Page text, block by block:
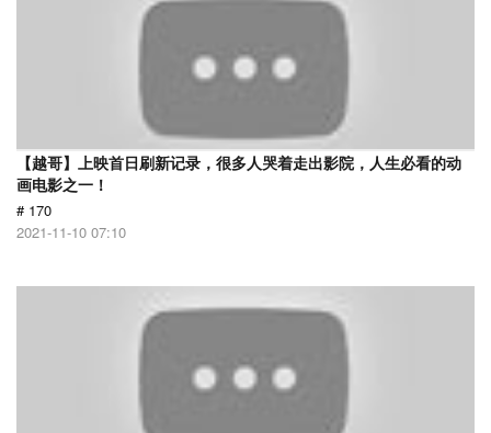
【越哥】上映首日刷新记录，很多人哭着走出影院，人生必看的动
画电影之一！
# 170
2021-11-10 07:10